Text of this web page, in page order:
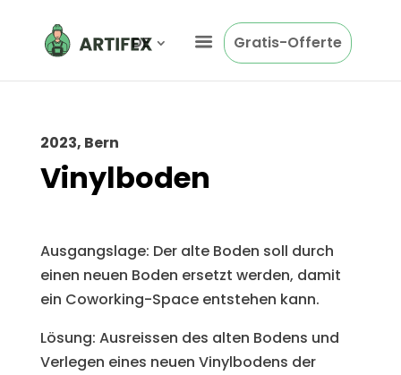
DE Gratis-Offerte
2023, Bern
Vinylboden
Ausgangslage: Der alte Boden soll durch
einen neuen Boden ersetzt werden, damit
ein Coworking-Space entstehen kann.
Lösung: Ausreissen des alten Bodens und
Verlegen eines neuen Vinylbodens der